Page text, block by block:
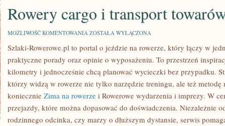
Rowery cargo i transport
MOŻLIWOŚĆ KOMENTOWANIA ROWERY
I
TRANSPORT
TOWARÓW
ZOSTAŁA WYŁĄCZONA
Szlaki-Rowerowe.pl to portal o jeździe na rowerze, który łączy w
praktyczne porady oraz opinie o wyposażeniu. To przestrzeń
kilometry i jednocześnie chcą planować wycieczki bez przypadku.
którzy widzą w rowerze nie tylko narzędzie treningu, ale też metodę
koniecznie Zima na rowerze i Rowerowe wydarzenia i imprezy. W
przejazdy, które można dopasować do doświadczenia. Niezależnie
rodzinnego odcinka, czy marzy o dłuższym dystansie, serwis